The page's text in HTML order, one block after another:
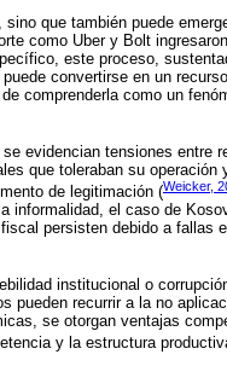
que también puede
como Uber y Bolt
este proceso,
convertirse en un
comprenderla como un
evidencian tensiones entre
que toleraban su operación
de legitimación (Weicker,
informalidad, el caso de
persisten debido a fallas
institucional o
recurrir a la no
se otorgan ventajas
y la estructura